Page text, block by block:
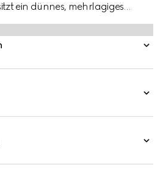
ein dünnes, mehrlagiges
Armband aus Stahl.
ein silberfarbenes Zifferblatt